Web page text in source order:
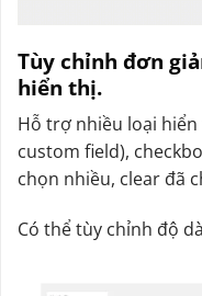
Tùy chỉnh đơn
hiển thị.
Hỗ trợ nhiều loại
custom field),
chọn nhiều, clear đã
Có thể tùy chỉnh độ